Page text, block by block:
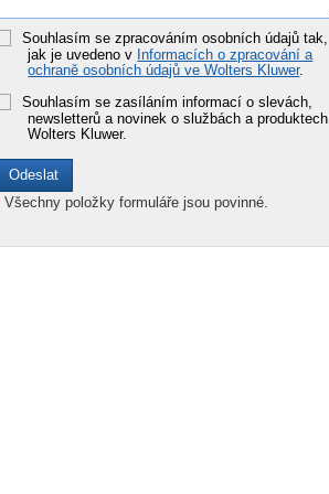
Souhlasím se zpracováním osobních údajů tak,
jak je uvedeno v Informacích o zpracování a
ochraně osobních údajů ve Wolters Kluwer.
Souhlasím se zasíláním informací o slevách,
newsletterů a novinek o službách a produktech
Wolters Kluwer.
Všechny položky formuláře jsou povinné.